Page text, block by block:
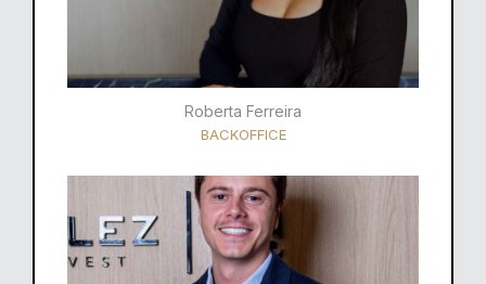
Roberta Ferreira
BACKOFFICE